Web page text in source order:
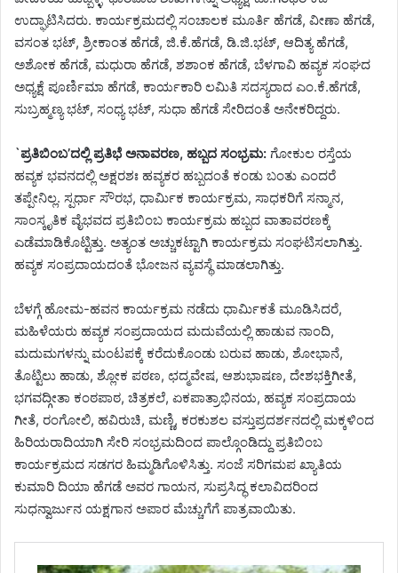
ಉದ್ಘಾಟಿಸಿದರು. ಕಾರ್ಯಕ್ರಮದಲ್ಲಿ ಸಂಚಾಲಕ ಮೂರ್ತಿ ಹೆಗಡೆ, ವೀಣಾ ಹೆಗಡೆ,
ವಸಂತ ಭಟ್, ಶ್ರೀಕಾಂತ ಹೆಗಡೆ, ಜಿ.ಕೆ.ಹೆಗಡೆ, ಡಿ.ಜಿ.ಭಟ್, ಆದಿತ್ಯ ಹೆಗಡೆ,
ಅಶೋಕ ಹೆಗಡೆ, ಮಧುರಾ ಹೆಗಡೆ, ಶಶಾಂಕ ಹೆಗಡೆ, ಬೆಳಗಾವಿ ಹವ್ಯಕ ಸಂಘದ
ಅಧ್ಯಕ್ಷೆ ಪೂರ್ಣಿಮಾ ಹೆಗಡೆ, ಕಾರ್ಯಕಾರಿ ಲಮಿತಿ ಸದಸ್ಯರಾದ ಎಂ.ಕೆ.ಹೆಗಡೆ,
ಸುಬ್ರಹ್ಮಣ್ಯ ಭಟ್, ಸಂಧ್ಯ ಭಟ್, ಸುಧಾ ಹೆಗಡೆ ಸೇರಿದಂತೆ ಅನೇಕರಿದ್ದರು.
`ಪ್ರತಿಬಿಂಬ’ದಲ್ಲಿ ಪ್ರತಿಭೆ ಅನಾವರಣ, ಹಬ್ಬದ ಸಂಭ್ರಮ: ಗೋಕುಲ ರಸ್ತೆಯ
ಹವ್ಯಕ ಭವನದಲ್ಲಿ ಅಕ್ಷರಶಃ ಹವ್ಯಕರ ಹಬ್ಬದಂತೆ ಕಂಡು ಬಂತು ಎಂದರೆ
ತಪ್ಪೇನಿಲ್ಲ. ಸ್ಪರ್ಧಾ ಸೌರಭ, ಧಾರ್ಮಿಕ ಕಾರ್ಯಕ್ರಮ, ಸಾಧಕರಿಗೆ ಸನ್ಮಾನ,
ಸಾಂಸ್ಕೃತಿಕ ವೈಭವದ ಪ್ರತಿಬಿಂಬ ಕಾರ್ಯಕ್ರಮ ಹಬ್ಬದ ವಾತಾವರಣಕ್ಕೆ
ಎಡೆಮಾಡಿಕೊಟ್ಟಿತ್ತು. ಅತ್ಯಂತ ಅಚ್ಚುಕಟ್ಟಾಗಿ ಕಾರ್ಯಕ್ರಮ ಸಂಘಟಿಸಲಾಗಿತ್ತು.
ಹವ್ಯಕ ಸಂಪ್ರದಾಯದಂತೆ ಭೋಜನ ವ್ಯವಸ್ಥೆ ಮಾಡಲಾಗಿತ್ತು.
ಬೆಳಗ್ಗೆ ಹೋಮ-ಹವನ ಕಾರ್ಯಕ್ರಮ ನಡೆದು ಧಾರ್ಮಿಕತೆ ಮೂಡಿಸಿದರೆ,
ಮಹಿಳೆಯರು ಹವ್ಯಕ ಸಂಪ್ರದಾಯದ ಮದುವೆಯಲ್ಲಿ ಹಾಡುವ ನಾಂದಿ,
ಮದುಮಗಳನ್ನು ಮಂಟಪಕ್ಕೆ ಕರೆದುಕೊಂಡು ಬರುವ ಹಾಡು, ಶೋಭಾನೆ,
ತೊಟ್ಟಿಲು ಹಾಡು, ಶ್ಲೋಕ ಪಠಣ, ಛದ್ಮವೇಷ, ಆಶುಭಾಷಣ, ದೇಶಭಕ್ತಿಗೀತೆ,
ಭಗವದ್ಗೀತಾ ಕಂಠಪಾಠ, ಚಿತ್ರಕಲೆ, ಏಕಪಾತ್ರಾಭಿನಯ, ಹವ್ಯಕ ಸಂಪ್ರದಾಯ
ಗೀತೆ, ರಂಗೋಲಿ, ಹವಿರುಚಿ, ಮಣ್ಣಿ, ಕರಕುಶಲ ವಸ್ತುಪ್ರದರ್ಶನದಲ್ಲಿ ಮಕ್ಕಳಿಂದ
ಹಿರಿಯರಾದಿಯಾಗಿ ಸೇರಿ ಸಂಭ್ರಮದಿಂದ ಪಾಲ್ಗೊಂಡಿದ್ದು ಪ್ರತಿಬಿಂಬ
ಕಾರ್ಯಕ್ರಮದ ಸಡಗರ ಹಿಮ್ಮಡಿಗೊಳಿಸಿತ್ತು. ಸಂಜೆ ಸರಿಗಮಪ ಖ್ಯಾತಿಯ
ಕುಮಾರಿ ದಿಯಾ ಹೆಗಡೆ ಅವರ ಗಾಯನ, ಸುಪ್ರಸಿದ್ಧ ಕಲಾವಿದರಿಂದ
ಸುಧನ್ವಾರ್ಜುನ ಯಕ್ಷಗಾನ ಅಪಾರ ಮೆಚ್ಚುಗೆಗೆ ಪಾತ್ರವಾಯಿತು.